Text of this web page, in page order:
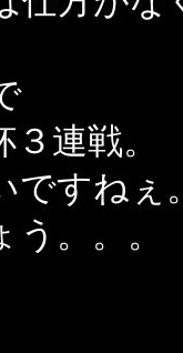
連戦。
ですねぇ
。。。